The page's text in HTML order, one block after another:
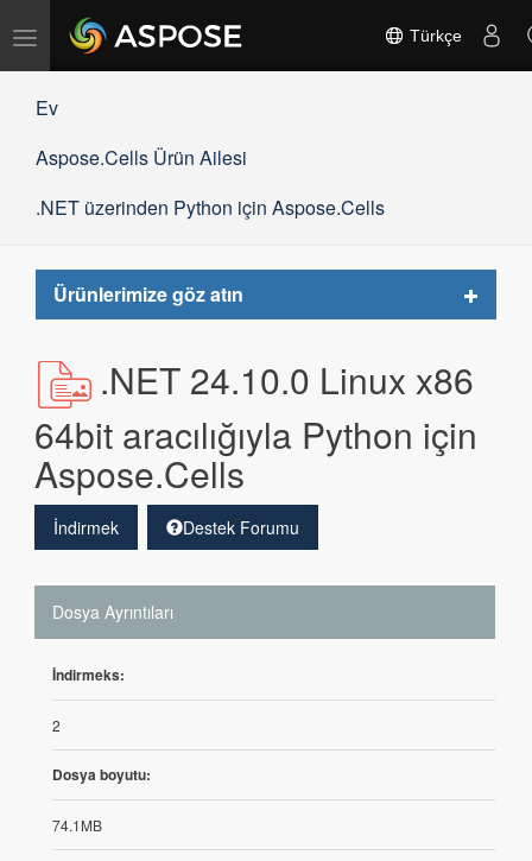
Gezinmeyi
Türkçe
Ev
Aspose.Cells Ürün Ailesi
.NET üzerinden Python için Aspose.Cells
Ürünlerimize göz atın
Toggle
.NET 24.10.0 Linux x86
64bit aracılığıyla Python için
Aspose.Cells
İndirmek Destek Forumu
Dosya Ayrıntıları
İndirmeks:
2
Dosya boyutu:
74.1MB